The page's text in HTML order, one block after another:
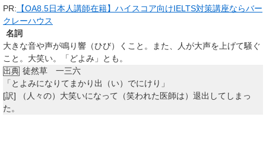
PR: 【OA8.5日本人講師在籍】ハイスコア向けIELTS対策講座ならバー
クレーハウス
名詞
大きな音や声が鳴り響（ひび）くこと。また、人が大声を上げて騒ぐ
こと。大笑い。「どよみ」とも。
出典 徒然草 一三六
「とよみになりてまかり出（い）でにけり」
[訳] （人々の）大笑いになって（笑われた医師は）退出してしまっ
た。